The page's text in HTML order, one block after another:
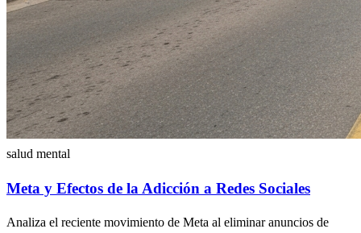
salud mental
Meta y Efectos de la Adicción a Redes Sociales
Analiza el reciente movimiento de Meta al eliminar anuncios de